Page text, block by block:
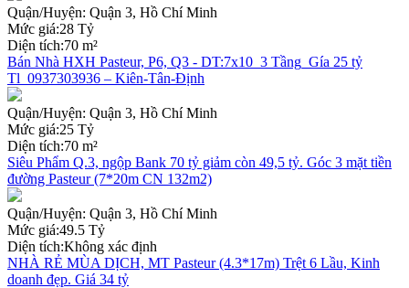
Quận/Huyện: Quận 3, Hồ Chí Minh
Mức giá:28 Tỷ
Diện tích:70 m²
Bán Nhà HXH Pasteur, P6, Q3 - DT:7x10_3 Tầng_Gía 25 tỷ
Tl_0937303936 – Kiên-Tân-Định
Quận/Huyện: Quận 3, Hồ Chí Minh
Mức giá:25 Tỷ
Diện tích:70 m²
Siêu Phẩm Q.3, ngộp Bank 70 tỷ giảm còn 49,5 tỷ. Góc 3 mặt tiền
đường Pasteur (7*20m CN 132m2)
Quận/Huyện: Quận 3, Hồ Chí Minh
Mức giá:49.5 Tỷ
Diện tích:Không xác định
NHÀ RẺ MÙA DỊCH, MT Pasteur (4.3*17m) Trệt 6 Lầu, Kinh
doanh đẹp. Giá 34 tỷ